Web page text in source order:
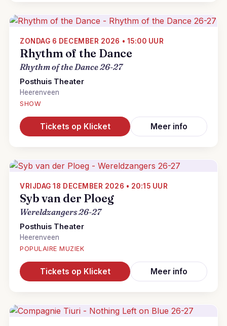
ZONDAG 6 DECEMBER 2026 • 15:00 UUR
Rhythm of the Dance
Rhythm of the Dance 26-27
Posthuis Theater
Heerenveen
SHOW
Tickets op Klicket Meer info
VRIJDAG 18 DECEMBER 2026 • 20:15 UUR
Syb van der Ploeg
Wereldzangers 26-27
Posthuis Theater
Heerenveen
POPULAIRE MUZIEK
Tickets op Klicket Meer info